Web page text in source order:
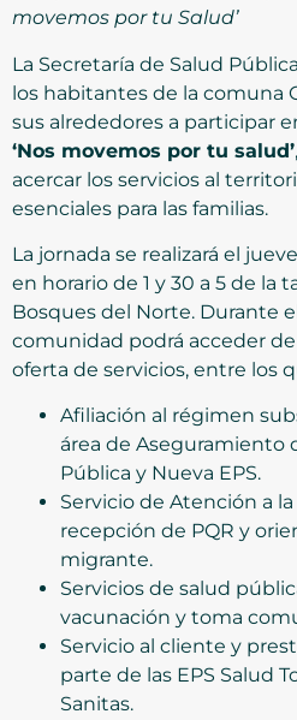
movemos por tu Salud’
La Secretaría de Salud
los habitantes de la comuna
sus alrededores a participar
‘Nos movemos por tu salud’
acercar los servicios al
esenciales para las familias.
La jornada se realizará el
en horario de 1 y 30 a 5 de la
Bosques del Norte. Durante
comunidad podrá acceder
oferta de servicios, entre los
Afiliación al régimen
área de Aseguramiento
Pública y Nueva EPS.
Servicio de Atención a
recepción de PQR y
migrante.
Servicios de salud
vacunación y toma
Servicio al cliente y
parte de las EPS Salud
Sanitas.